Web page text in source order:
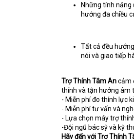
Những tính năng
hướng đa chiều
Tất cả đều
nói và giao tiếp
Trợ Thính Tâm Ancảm
thính và tận hưởng âm
- Miễn phí đo thính lực
- Miễn phí tư vấn và
- Lựa chọn máy trợ
-Đội ngũ bác sỹ và kỹ
Hãy đến với Trợ Thính